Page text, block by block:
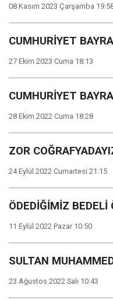
08 Kasım 2023 Çarşamba
CUMHURİYET
27 Ekim 2023 Cuma 18:13
CUMHURİYET
28 Ekim 2022 Cuma 18:28
ZOR
24 Eylül 2022 Cumartesi 21:15
ÖDEDİĞİMİZ
11 Eylül 2022 Pazar 10:50
SULTAN
23 Ağustos 2022 Salı 10:43